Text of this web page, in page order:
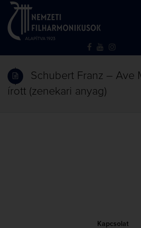
Schubert Franz – Ave
írott (zenekari anyag)
Kapcsolat